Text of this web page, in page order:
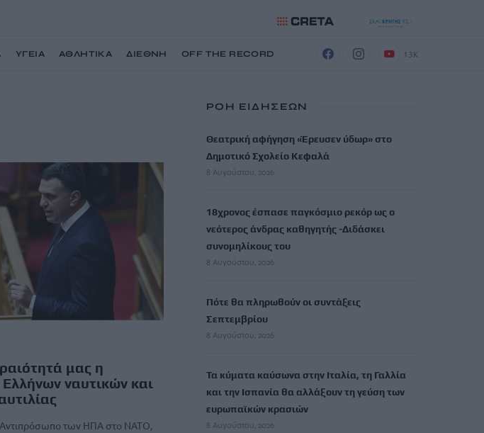
ΥΓΕΙΑ ΑΘΛΗΤΙΚΑ ΔΙΕΘΝΗ OFF THE RECORD 13K
μας η
ναυτικών και
Αντιπρόσωπο των ΗΠΑ στο NATO,
ΡΟΗ ΕΙΔΗΣΕΩΝ
Θεατρική αφήγηση «Έρευσεν ύδωρ» στο
Δημοτικό Σχολείο Κεφαλά
8 Αυγούστου, 2026
18χρονος έσπασε παγκόσμιο ρεκόρ ως ο
νεότερος άνδρας καθηγητής -Διδάσκει
συνομηλίκους του
8 Αυγούστου, 2026
Πότε θα πληρωθούν οι συντάξεις
Σεπτεμβρίου
8 Αυγούστου, 2026
Τα κύματα καύσωνα στην Ιταλία, τη Γαλλία
και την Ισπανία θα αλλάξουν τη γεύση των
ευρωπαϊκών κρασιών
8 Αυγούστου, 2026